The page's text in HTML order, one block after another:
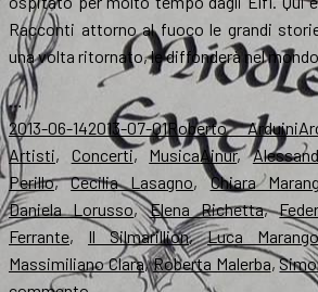
Racconti attorno al fuoco le grandi
una volta ritornato, le diffonderà nel
…
Scritto
il
2013-06-142013-07-01Autore
Roberto Arduini
Artisti, Concerti, MusicaTag
Ainur,
Perillo,Cecilia Lasagno,Chiara
Daniela Lorusso,Elena Richetta,
Ferrante, Il Silmarillion,Luca
Massimiliano Clara,Roberta Malerba,